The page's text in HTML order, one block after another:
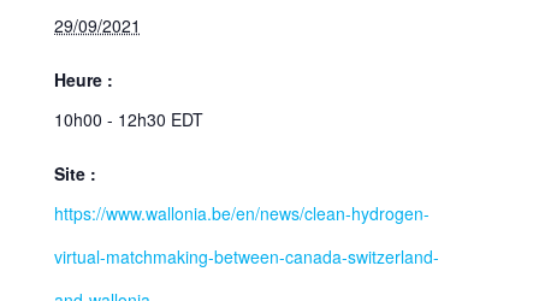
29/09/2021
Heure :
10h00 - 12h30 EDT
Site :
https://www.wallonia.be/en/news/clean-hydrogen-
virtual-matchmaking-between-canada-switzerland-